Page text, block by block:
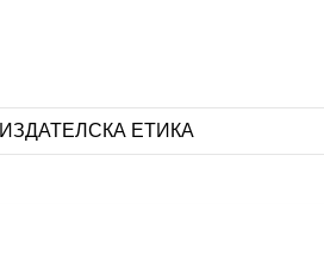
ИЗДАТЕЛСКА ЕТИКА